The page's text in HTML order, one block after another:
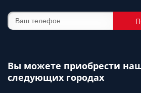
Вы можете приобрести
следующих городах